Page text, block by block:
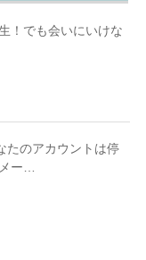
！でも会いにいけな
たのアカウントは停
ー…